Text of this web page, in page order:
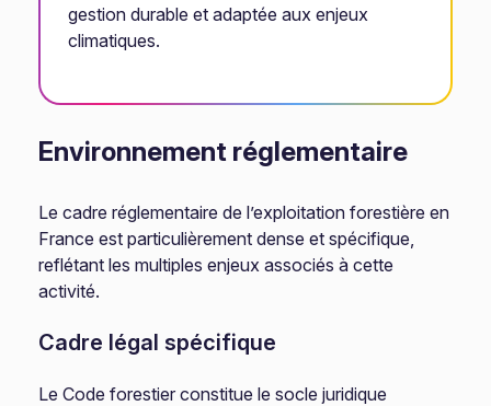
gestion durable et adaptée aux enjeux
climatiques.
Environnement réglementaire
Le cadre réglementaire de l’exploitation forestière en
France est particulièrement dense et spécifique,
reflétant les multiples enjeux associés à cette
activité.
Cadre légal spécifique
Le Code forestier constitue le socle juridique